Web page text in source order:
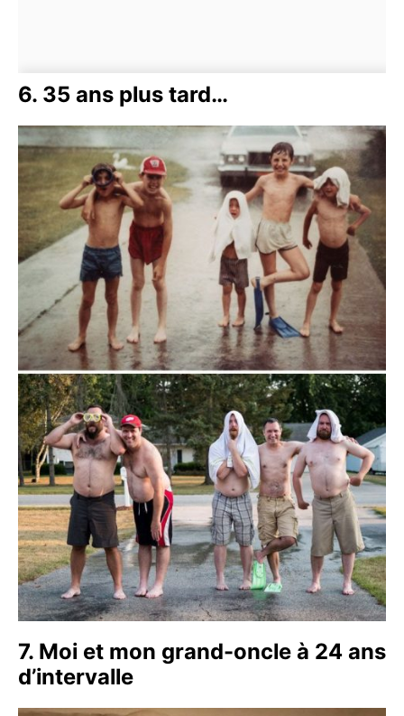
6. 35 ans plus tard…
7. Moi et mon grand-oncle à 24 ans
d’intervalle